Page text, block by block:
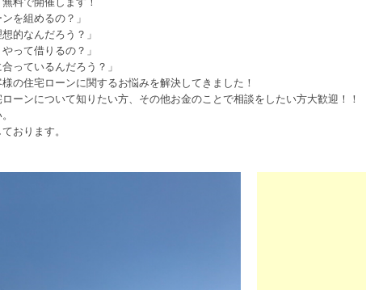
を組めるの？」
的なんだろう？」
って借りるの？」
っているんだろう？」
の住宅ローンに関するお悩みを解決してきました！
ーンについて知りたい方、その他お金のことで相談をしたい方大歓迎！！
おります。